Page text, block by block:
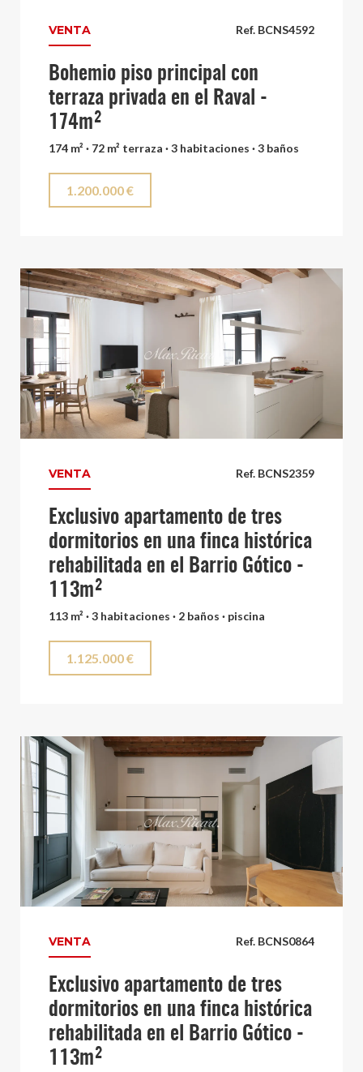
Ref. BCNS4592
VENTA
Bohemio piso principal con
terraza privada en el Raval -
174m²
174 m² · 72 m² terraza · 3 habitaciones · 3 baños
1.200.000 €
Ref. BCNS2359
VENTA
Exclusivo apartamento de tres
dormitorios en una finca histórica
rehabilitada en el Barrio Gótico -
113m²
113 m² · 3 habitaciones · 2 baños · piscina
1.125.000 €
Ref. BCNS0864
VENTA
Exclusivo apartamento de tres
dormitorios en una finca histórica
rehabilitada en el Barrio Gótico -
113m²